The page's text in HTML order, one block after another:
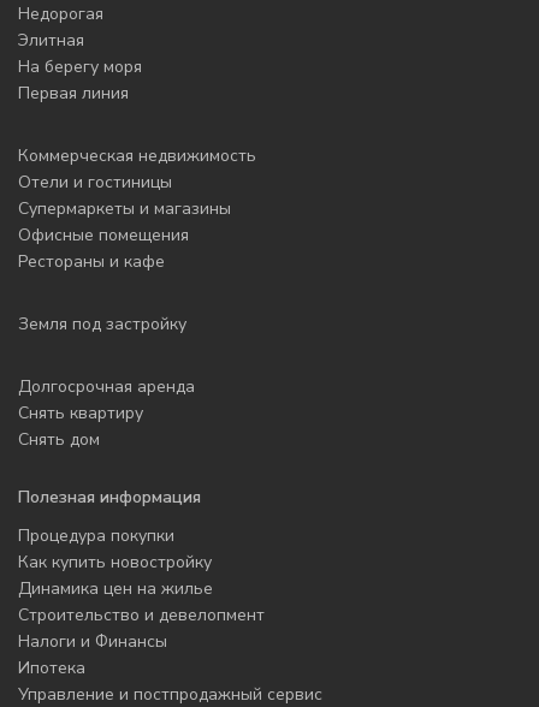
Недорогая
Элитная
На берегу моря
Первая линия
Коммерческая недвижимость
Отели и гостиницы
Супермаркеты и магазины
Офисные помещения
Рестораны и кафе
Земля под застройку
Долгосрочная аренда
Снять квартиру
Снять дом
Полезная информация
Процедура покупки
Как купить новостройку
Динамика цен на жилье
Строительство и девелопмент
Налоги и Финансы
Ипотека
Управление и постпродажный сервис